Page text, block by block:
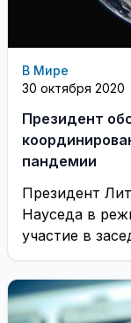
В Мире
30 октября 2020
Президент
пандемии
Президент
Науседа в
участие в